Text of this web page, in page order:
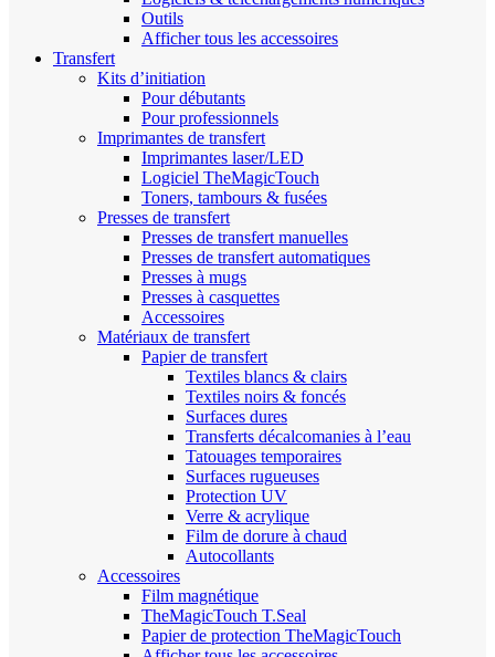
Outils
Afficher tous les accessoires
Transfert
Kits d’initiation
Pour débutants
Pour professionnels
Imprimantes de transfert
Imprimantes laser/LED
Logiciel TheMagicTouch
Toners, tambours & fusées
Presses de transfert
Presses de transfert manuelles
Presses de transfert automatiques
Presses à mugs
Presses à casquettes
Accessoires
Matériaux de transfert
Papier de transfert
Textiles blancs & clairs
Textiles noirs & foncés
Surfaces dures
Transferts décalcomanies à l’eau
Tatouages temporaires
Surfaces rugueuses
Protection UV
Verre & acrylique
Film de dorure à chaud
Autocollants
Accessoires
Film magnétique
TheMagicTouch T.Seal
Papier de protection TheMagicTouch